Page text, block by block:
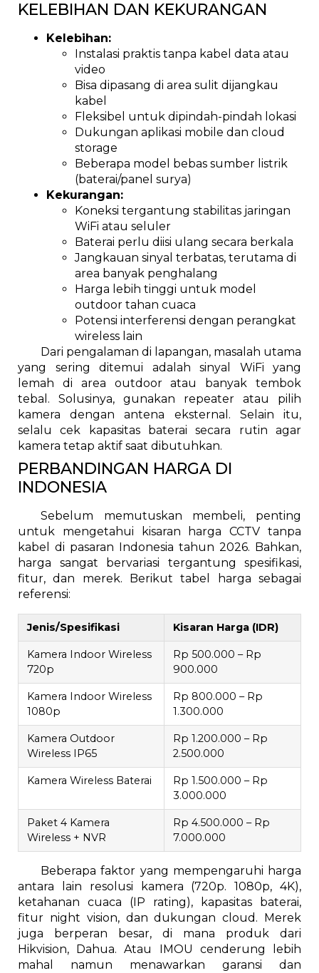
KELEBIHAN DAN KEKURANGAN
Kelebihan:
Instalasi praktis tanpa kabel data atau
video
Bisa dipasang di area sulit dijangkau
kabel
Fleksibel untuk dipindah-pindah lokasi
Dukungan aplikasi mobile dan cloud
storage
Beberapa model bebas sumber listrik
(baterai/panel surya)
Kekurangan:
Koneksi tergantung stabilitas jaringan
WiFi atau seluler
Baterai perlu diisi ulang secara berkala
Jangkauan sinyal terbatas, terutama di
area banyak penghalang
Harga lebih tinggi untuk model
outdoor tahan cuaca
Potensi interferensi dengan perangkat
wireless lain
Dari pengalaman di lapangan, masalah utama
yang sering ditemui adalah sinyal WiFi yang
lemah di area outdoor atau banyak tembok
tebal. Solusinya, gunakan repeater atau pilih
kamera dengan antena eksternal. Selain itu,
selalu cek kapasitas baterai secara rutin agar
kamera tetap aktif saat dibutuhkan.
PERBANDINGAN HARGA DI
INDONESIA
Sebelum memutuskan membeli, penting
untuk mengetahui kisaran harga CCTV tanpa
kabel di pasaran Indonesia tahun 2026. Bahkan,
harga sangat bervariasi tergantung spesifikasi,
fitur, dan merek. Berikut tabel harga sebagai
referensi:
Jenis/Spesifikasi Kisaran Harga (IDR)
Kamera Indoor Wireless
720p
Rp 500.000 – Rp
900.000
Kamera Indoor Wireless
1080p
Rp 800.000 – Rp
1.300.000
Kamera Outdoor
Wireless IP65
Rp 1.200.000 – Rp
2.500.000
Kamera Wireless Baterai
Rp 1.500.000 – Rp
3.000.000
Paket 4 Kamera
Wireless + NVR
Rp 4.500.000 – Rp
7.000.000
Beberapa faktor yang mempengaruhi harga
antara lain resolusi kamera (720p. 1080p, 4K),
ketahanan cuaca (IP rating), kapasitas baterai,
fitur night vision, dan dukungan cloud. Merek
juga berperan besar, di mana produk dari
Hikvision, Dahua. Atau IMOU cenderung lebih
mahal namun menawarkan garansi dan